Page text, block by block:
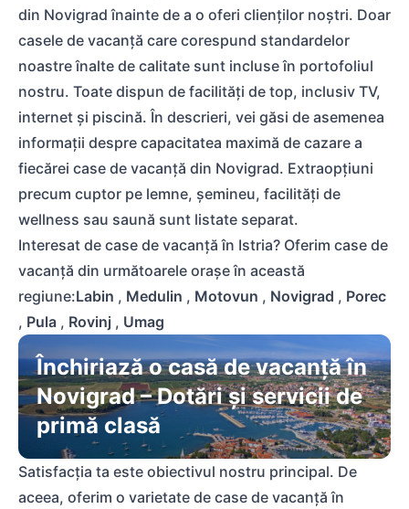
din Novigrad înainte de a o oferi clienților noștri. Doar
casele de vacanță care corespund standardelor
noastre înalte de calitate sunt incluse în portofoliul
nostru. Toate dispun de facilități de top, inclusiv TV,
internet și piscină. În descrieri, vei găsi de asemenea
informații despre capacitatea maximă de cazare a
fiecărei case de vacanță din Novigrad. Extraopțiuni
precum cuptor pe lemne, șemineu, facilități de
wellness sau saună sunt listate separat.
Interesat de case de vacanță în Istria? Oferim case de
vacanță din următoarele orașe în această
regiune:Labin , Medulin , Motovun , Novigrad , Porec
, Pula , Rovinj , Umag
Închiriază o casă de vacanță în
Novigrad – Dotări și servicii de
primă clasă
Satisfacția ta este obiectivul nostru principal. De
aceea, oferim o varietate de case de vacanță în